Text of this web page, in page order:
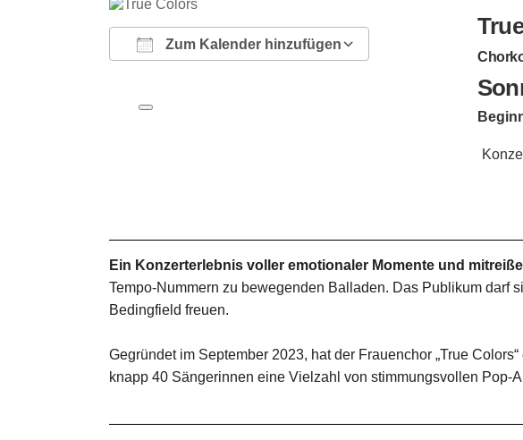
Zum Kalender hinzufügen
Ein Konzerterlebnis voller emotionaler Momente und
Tempo-Nummern zu bewegenden Balladen. Das Publikum darf
Bedingfield freuen.
Gegründet im September 2023, hat der Frauenchor „True
knapp 40 Sängerinnen eine Vielzahl von stimmungsvollen Pop-